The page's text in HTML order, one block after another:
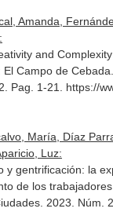
Amanda,
and
Campo de Cebada.
Pag. 1-21. https://
María, Díaz
Luz:
y gentrificación: la
de los
. 2023. Núm.